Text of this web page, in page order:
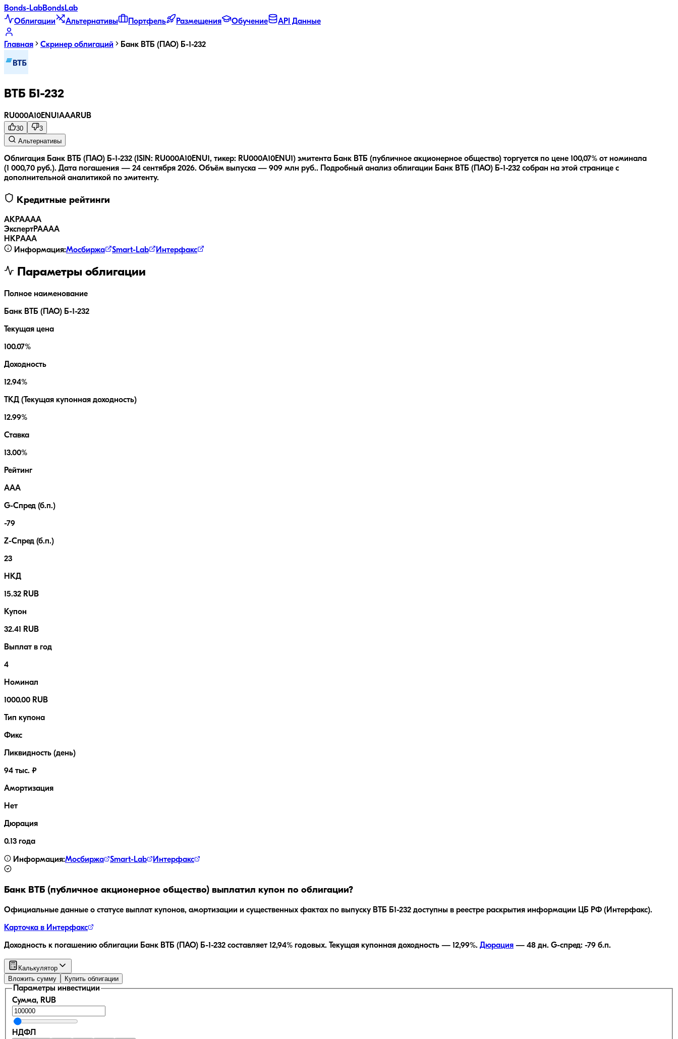
Bonds-LabBondsLab
Облигации
Альтернативы Портфель Размещения Обучение API Данные
Главная Скринер облигаций Банк ВТБ (ПАО) Б-1-232
ВТБ Б1-232
RU000A10ENU1AAARUB
30
3
Альтернативы
Облигация Банк ВТБ (ПАО) Б-1-232 (ISIN: RU000A10ENU1, тикер: RU000A10ENU1) эмитента Банк ВТБ (публичное акционерное общество) торгуется по цене 100,07% от номинала
(1 000,70 руб.). Дата погашения — 24 сентября 2026. Объём выпуска — 909 млн руб.. Подробный анализ облигации Банк ВТБ (ПАО) Б-1-232 собран на этой странице с
дополнительной аналитикой по эмитенту.
Кредитные рейтинги
АКРАAAA
ЭкспертРАAAA
НКРAAA
Информация:Мосбиржа Smart-Lab Интерфакс
Параметры облигации
Полное наименование
Банк ВТБ (ПАО) Б-1-232
Текущая цена
100.07%
Доходность
12.94%
ТКД (Текущая купонная доходность)
12.99%
Ставка
13.00%
Рейтинг
AAA
G-Спред (б.п.)
-79
Z-Спред (б.п.)
23
НКД
15.32 RUB
Купон
32.41 RUB
Выплат в год
4
Номинал
1000.00 RUB
Тип купона
Фикс
Ликвидность (день)
94 тыс. ₽
Амортизация
Нет
Дюрация
0.13 года
Информация:Мосбиржа Smart-Lab Интерфакс
Банк ВТБ (публичное акционерное общество) выплатил купон по облигации?
Официальные данные о статусе выплат купонов, амортизации и существенных фактах по выпуску ВТБ Б1-232 доступны в реестре раскрытия информации ЦБ РФ (Интерфакс).
Карточка в Интерфакс
Доходность к погашению облигации Банк ВТБ (ПАО) Б-1-232 составляет 12,94% годовых. Текущая купонная доходность — 12,99%. Дюрация — 48 дн. G-спред: -79 б.п.
Калькулятор
Вложить сумму
Купить облигации
Параметры инвестиции
Сумма, RUB
НДФЛ